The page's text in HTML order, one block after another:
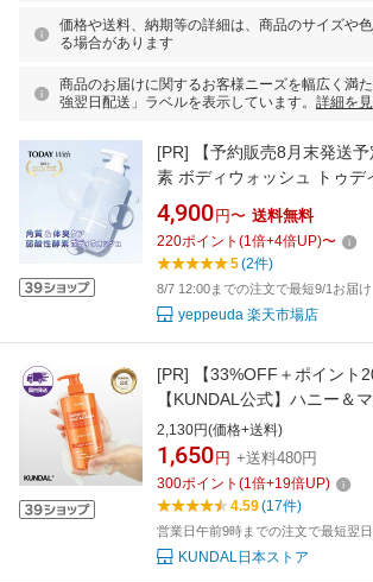
価格や送料、納期等の詳細は、商品のサイズや
る場合があります
商品のお届けに関するお客様ニーズを幅広く満
強翌日配送」ラベルを表示しています。 詳細を
[PR]
【予約販売8月末発送
素 ボディウォッシュ トゥデ
メ 韓国美容 ボディソープ
ニオイケア 皮脂 植物由来
燥 ボディケア 敏感肌 オイリ
4,900 円〜 送料無料
220ポイント (1倍+4倍UP)〜
5(2件)
8/7 12:00までの注文で最短9/1お届け
yeppeuda 楽天市場店
[PR]
【33%OFF＋ポイント
【KUNDAL公式】ハニー＆
モイスチャー ボディソープ
2,130円(価格+送料)
1,650 円 +送料480円
300ポイント (1倍+19倍UP)
4.59(17件)
営業日午前9時までの注文で最短翌
KUNDAL日本ストア